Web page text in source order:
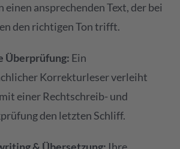
einen ansprechenden Text, der bei
den richtigen Ton trifft.
Überprüfung: Ein
Korrekturleser verleiht
einer Rechtschreib- und
den letzten Schliff.